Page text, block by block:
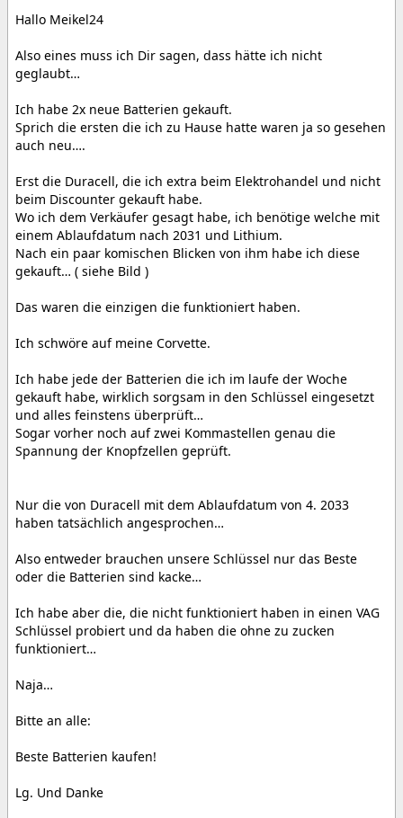
Hallo Meikel24
Also eines muss ich Dir sagen, dass hätte ich nicht
geglaubt…
Ich habe 2x neue Batterien gekauft.
Sprich die ersten die ich zu Hause hatte waren ja so gesehen
auch neu….
Erst die Duracell, die ich extra beim Elektrohandel und nicht
beim Discounter gekauft habe.
Wo ich dem Verkäufer gesagt habe, ich benötige welche mit
einem Ablaufdatum nach 2031 und Lithium.
Nach ein paar komischen Blicken von ihm habe ich diese
gekauft… ( siehe Bild )
Das waren die einzigen die funktioniert haben.
Ich schwöre auf meine Corvette.
Ich habe jede der Batterien die ich im laufe der Woche
gekauft habe, wirklich sorgsam in den Schlüssel eingesetzt
und alles feinstens überprüft…
Sogar vorher noch auf zwei Kommastellen genau die
Spannung der Knopfzellen geprüft.
Nur die von Duracell mit dem Ablaufdatum von 4. 2033
haben tatsächlich angesprochen…
Also entweder brauchen unsere Schlüssel nur das Beste
oder die Batterien sind kacke…
Ich habe aber die, die nicht funktioniert haben in einen VAG
Schlüssel probiert und da haben die ohne zu zucken
funktioniert…
Naja…
Bitte an alle:
Beste Batterien kaufen!
Lg. Und Danke